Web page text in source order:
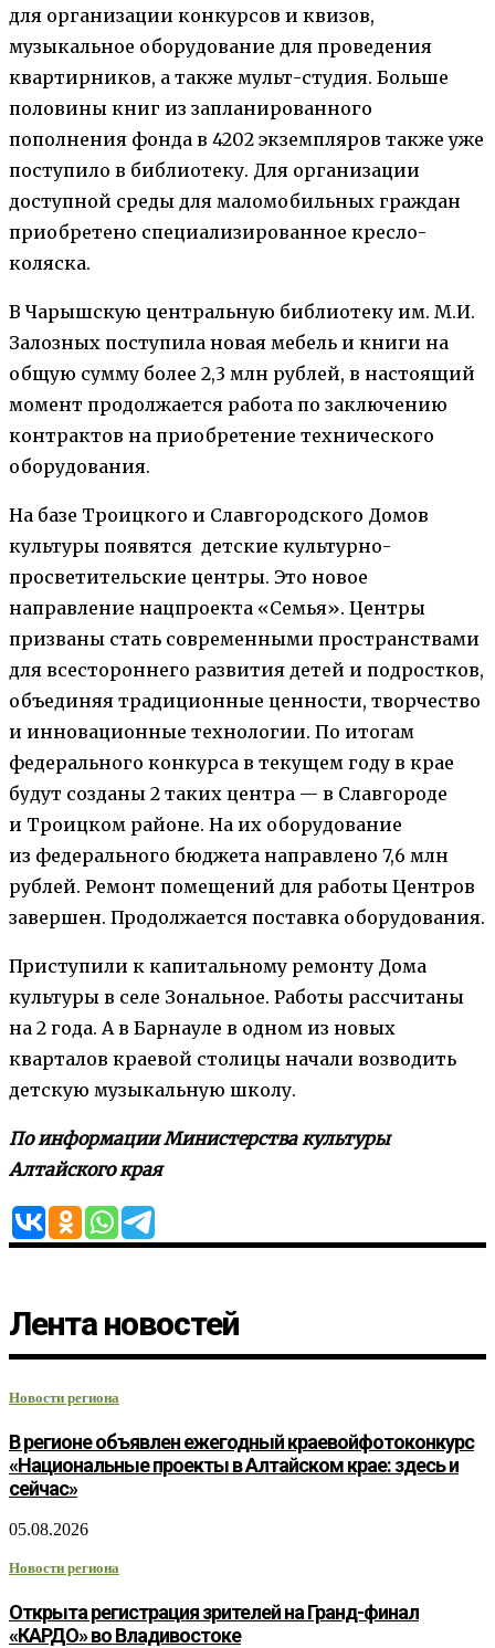
для организации конкурсов и квизов,
музыкальное оборудование для проведения
квартирников, а также мульт-студия. Больше
половины книг из запланированного
пополнения фонда в 4202 экземпляров также уже
поступило в библиотеку. Для организации
доступной среды для маломобильных граждан
приобретено специализированное кресло-
коляска.
В Чарышскую центральную библиотеку им. М.И.
Залозных поступила новая мебель и книги на
общую сумму более 2,3 млн рублей, в настоящий
момент продолжается работа по заключению
контрактов на приобретение технического
оборудования.
На базе Троицкого и Славгородского Домов
культуры появятся детские культурно-
просветительские центры. Это новое
направление нацпроекта «Семья». Центры
призваны стать современными пространствами
для всестороннего развития детей и подростков,
объединяя традиционные ценности, творчество
и инновационные технологии. По итогам
федерального конкурса в текущем году в крае
будут созданы 2 таких центра — в Славгороде
и Троицком районе. На их оборудование
из федерального бюджета направлено 7,6 млн
рублей. Ремонт помещений для работы Центров
завершен. Продолжается поставка оборудования.
Приступили к капитальному ремонту Дома
культуры в селе Зональное. Работы рассчитаны
на 2 года. А в Барнауле в одном из новых
кварталов краевой столицы начали возводить
детскую музыкальную школу.
По информации Министерства культуры
Алтайского края
Лента новостей
Новости региона
В регионе объявлен ежегодный краевойфотоконкурс
«Национальные проекты в Алтайском крае: здесь и
сейчас»
05.08.2026
Новости региона
Открыта регистрация зрителей на Гранд-финал
«КАРДО» во Владивостоке